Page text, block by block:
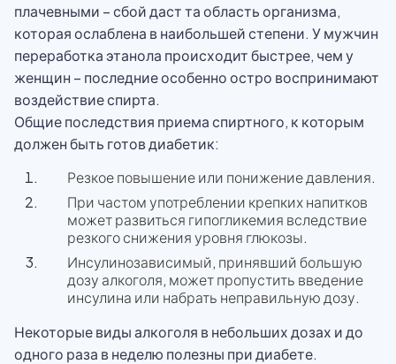
плачевными – сбой даст та область организма,
которая ослаблена в наибольшей степени. У мужчин
переработка этанола происходит быстрее, чем у
женщин – последние особенно остро воспринимают
воздействие спирта.
Общие последствия приема спиртного, к которым
должен быть готов диабетик:
Резкое повышение или понижение давления.
При частом употреблении крепких напитков
может развиться гипогликемия вследствие
резкого снижения уровня глюкозы.
Инсулинозависимый, принявший большую
дозу алкоголя, может пропустить введение
инсулина или набрать неправильную дозу.
Некоторые виды алкоголя в небольших дозах и до
одного раза в неделю полезны при диабете.